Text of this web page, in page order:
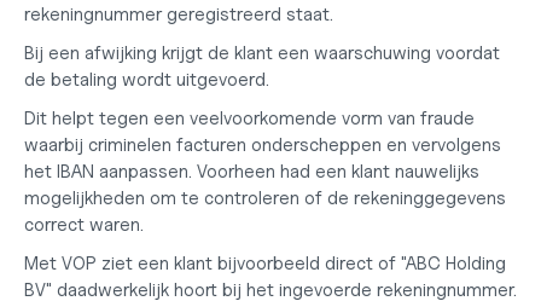
rekeningnummer geregistreerd staat.
Bij een afwijking krijgt de klant een waarschuwing voordat
de betaling wordt uitgevoerd.
Dit helpt tegen een veelvoorkomende vorm van fraude
waarbij criminelen facturen onderscheppen en vervolgens
het IBAN aanpassen. Voorheen had een klant nauwelijks
mogelijkheden om te controleren of de rekeninggegevens
correct waren.
Met VOP ziet een klant bijvoorbeeld direct of "ABC Holding
BV" daadwerkelijk hoort bij het ingevoerde rekeningnummer.